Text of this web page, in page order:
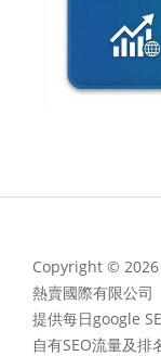
Copyright ©
熱賣國際有限公司
提供每日google
自有SEO流量及排